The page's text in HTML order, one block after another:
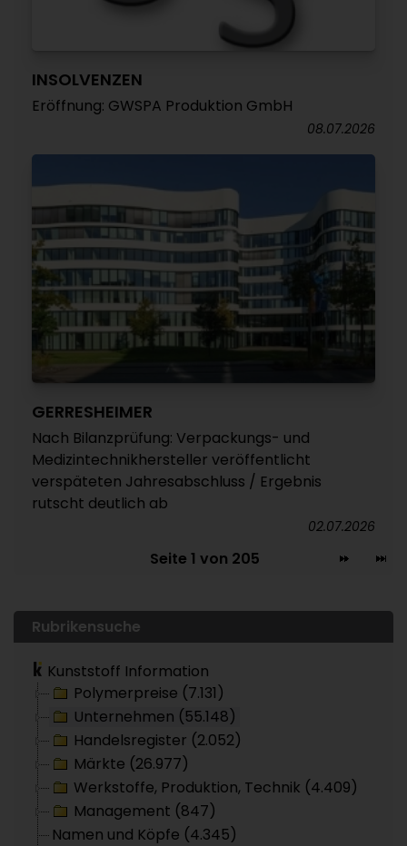
INSOLVENZEN
Eröffnung: GWSPA Produktion GmbH
08.07.2026
GERRESHEIMER
Nach Bilanzprüfung: Verpackungs- und
Medizintechnikhersteller veröffentlicht
verspäteten Jahresabschluss / Ergebnis
rutscht deutlich ab
02.07.2026
Seite 1 von 205
Rubrikensuche
Kunststoff Information
Polymerpreise (7.131)
Unternehmen (55.148)
Handelsregister (2.052)
Märkte (26.977)
Werkstoffe, Produktion, Technik (4.409)
Management (847)
Namen und Köpfe (4.345)